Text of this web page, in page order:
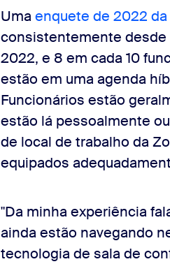
Uma enquete de 2022 da
consistentemente desde
2022, e 8 em cada 10
estão em uma agenda
Funcionários estão
estão lá pessoalmente
de local de trabalho da
equipados
"Da minha experiência
ainda estão navegando
tecnologia de sala de